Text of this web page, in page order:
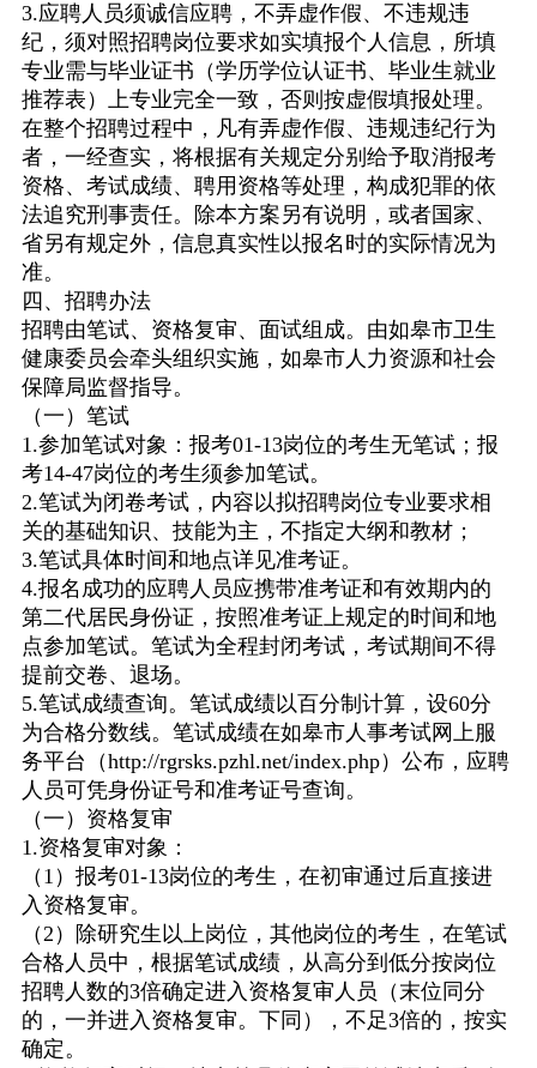
3.应聘人员须诚信应聘，不弄虚作假、不违规违
纪，须对照招聘岗位要求如实填报个人信息，所填
专业需与毕业证书（学历学位认证书、毕业生就业
推荐表）上专业完全一致，否则按虚假填报处理。
在整个招聘过程中，凡有弄虚作假、违规违纪行为
者，一经查实，将根据有关规定分别给予取消报考
资格、考试成绩、聘用资格等处理，构成犯罪的依
法追究刑事责任。除本方案另有说明，或者国家、
省另有规定外，信息真实性以报名时的实际情况为
准。
四、招聘办法
招聘由笔试、资格复审、面试组成。由如皋市卫生
健康委员会牵头组织实施，如皋市人力资源和社会
保障局监督指导。
（一）笔试
1.参加笔试对象：报考01-13岗位的考生无笔试；报
考14-47岗位的考生须参加笔试。
2.笔试为闭卷考试，内容以拟招聘岗位专业要求相
关的基础知识、技能为主，不指定大纲和教材；
3.笔试具体时间和地点详见准考证。
4.报名成功的应聘人员应携带准考证和有效期内的
第二代居民身份证，按照准考证上规定的时间和地
点参加笔试。笔试为全程封闭考试，考试期间不得
提前交卷、退场。
5.笔试成绩查询。笔试成绩以百分制计算，设60分
为合格分数线。笔试成绩在如皋市人事考试网上服
务平台（http://rgrsks.pzhl.net/index.php）公布，应聘
人员可凭身份证号和准考证号查询。
（一）资格复审
1.资格复审对象：
（ 1 ）报考01-13岗位的考生，在初审通过后直接进
入资格复审。
（2 ）除研究生以上岗位，其他岗位的考生，在笔试
合格人员中，根据笔试成绩，从高分到低分按岗位
招聘人数的3倍确定进入资格复审人员（末位同分
的，一并进入资格复审。下同），不足3倍的，按实
确定。